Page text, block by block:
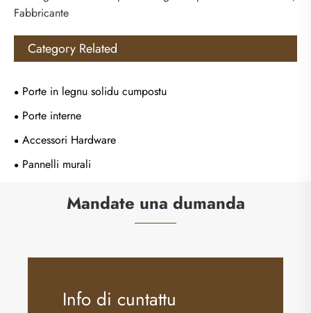
Fabbricante
Category Related
Porte in legnu solidu cumpostu
Porte interne
Accessori Hardware
Pannelli murali
Mandate una dumanda
Info di cuntattu